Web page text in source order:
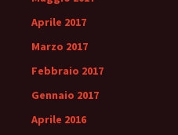
Aprile 2017
Marzo 2017
Febbraio 2017
Gennaio 2017
Aprile 2016